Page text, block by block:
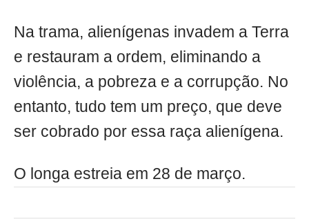
Na trama, alienígenas invadem a Terra
e restauram a ordem, eliminando a
violência, a pobreza e a corrupção. No
entanto, tudo tem um preço, que deve
ser cobrado por essa raça alienígena.
O longa estreia em 28 de março.